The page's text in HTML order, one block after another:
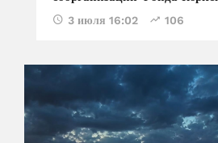
наследия проходит VIII
научный симпозиум
3 июля 16:02 106